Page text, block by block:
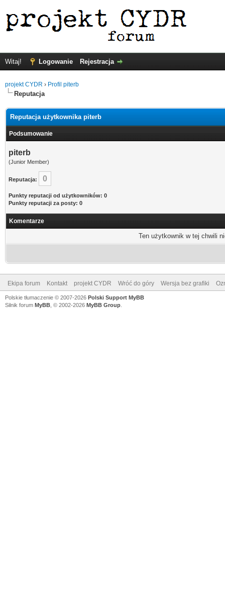
Witaj! Logowanie Rejestracja
projekt CYDR › Profil piterb
Reputacja
Reputacja użytkownika piterb
Podsumowanie
piterb
(Junior Member)
Reputacja: 0
Punkty reputacji od użytkowników: 0
Punkty reputacji za posty: 0
Komentarze
Ten użytkownik w tej chwili
Ekipa forum Kontakt projekt CYDR Wróć do góry Wersja bez grafiki
Polskie tłumaczenie © 2007-2026 Polski Support MyBB
Silnik forum MyBB , © 2002-2026 MyBB Group